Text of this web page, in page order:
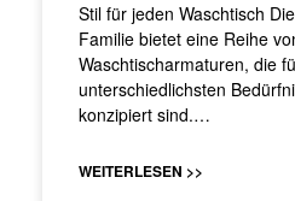
Stil für jeden Waschtisch
Familie bietet eine Reihe
Waschtischarmaturen, die
unterschiedlichsten
konzipiert sind.…
WEITERLESEN >>